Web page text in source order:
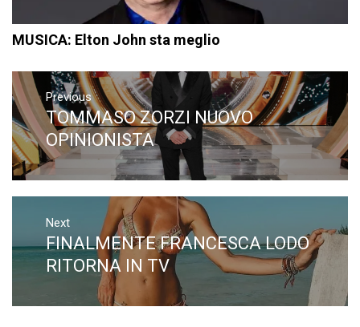
MUSICA: Elton John sta meglio
Navigazione
articoli
Previous
Previous
post:
TOMMASO ZORZI NUOVO
OPINIONISTA
Next
Next
post:
FINALMENTE FRANCESCA LODO
RITORNA IN TV